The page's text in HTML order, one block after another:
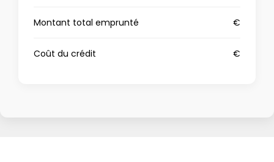
Montant total emprunté €
Coût du crédit €